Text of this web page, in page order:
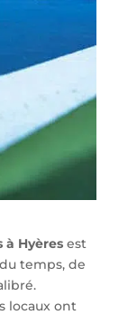
Hyèresest
temps, de
locaux ont